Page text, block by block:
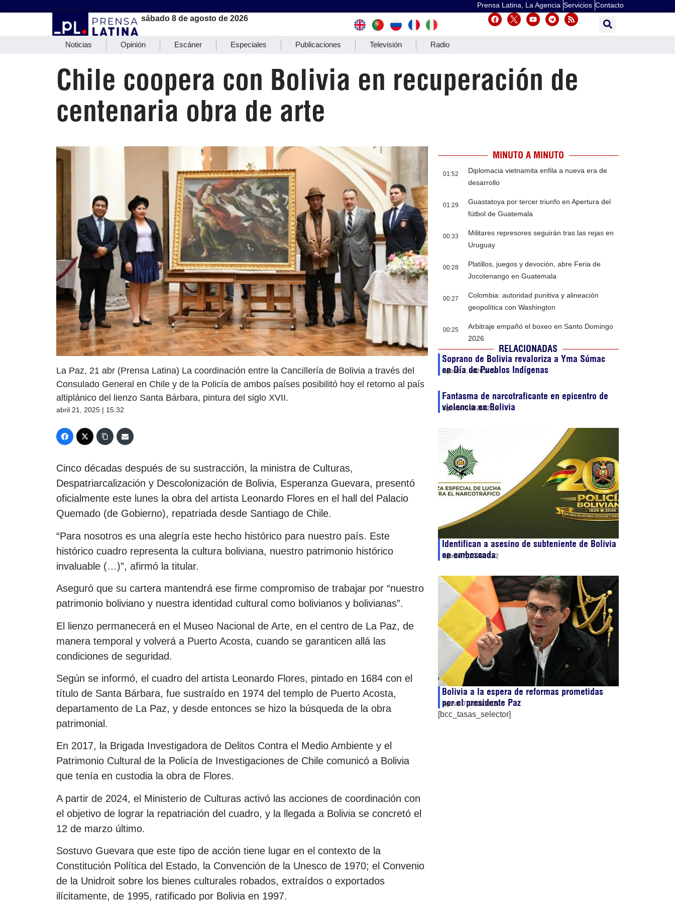
Prensa Latina, La Agencia Servicios Contacto
sábado 8 de agosto de 2026
Noticias Opinión Escáner Especiales Publicaciones Televisión Radio
Chile coopera con Bolivia en recuperación de
centenaria obra de arte
La Paz, 21 abr (Prensa Latina) La coordinación entre la Cancillería de Bolivia a través del
Consulado General en Chile y de la Policía de ambos países posibilitó hoy el retorno al país
altiplánico del lienzo Santa Bárbara, pintura del siglo XVII.
abril 21, 2025 | 15:32
Cinco décadas después de su sustracción, la ministra de Culturas,
Despatriarcalización y Descolonización de Bolivia, Esperanza Guevara, presentó
oficialmente este lunes la obra del artista Leonardo Flores en el hall del Palacio
Quemado (de Gobierno), repatriada desde Santiago de Chile.
“Para nosotros es una alegría este hecho histórico para nuestro país. Este
histórico cuadro representa la cultura boliviana, nuestro patrimonio histórico
invaluable (…)”, afirmó la titular.
Aseguró que su cartera mantendrá ese firme compromiso de trabajar por “nuestro
patrimonio boliviano y nuestra identidad cultural como bolivianos y bolivianas”.
El lienzo permanecerá en el Museo Nacional de Arte, en el centro de La Paz, de
manera temporal y volverá a Puerto Acosta, cuando se garanticen allá las
condiciones de seguridad.
Según se informó, el cuadro del artista Leonardo Flores, pintado en 1684 con el
título de Santa Bárbara, fue sustraído en 1974 del templo de Puerto Acosta,
departamento de La Paz, y desde entonces se hizo la búsqueda de la obra
patrimonial.
En 2017, la Brigada Investigadora de Delitos Contra el Medio Ambiente y el
Patrimonio Cultural de la Policía de Investigaciones de Chile comunicó a Bolivia
que tenía en custodia la obra de Flores.
A partir de 2024, el Ministerio de Culturas activó las acciones de coordinación con
el objetivo de lograr la repatriación del cuadro, y la llegada a Bolivia se concretó el
12 de marzo último.
Sostuvo Guevara que este tipo de acción tiene lugar en el contexto de la
Constitución Política del Estado, la Convención de la Unesco de 1970; el Convenio
de la Unidroit sobre los bienes culturales robados, extraídos o exportados
ilícitamente, de 1995, ratificado por Bolivia en 1997.
MINUTO A MINUTO
01:52
Diplomacia vietnamita enfila a nueva era de
desarrollo
01:29
Guastatoya por tercer triunfo en Apertura del
fútbol de Guatemala
00:33
Militares represores seguirán tras las rejas en
Uruguay
00:28
Platillos, juegos y devoción, abre Feria de
Jocotenango en Guatemala
00:27
Colombia: autoridad punitiva y alineación
geopolítica con Washington
00:25
Arbitraje empañó el boxeo en Santo Domingo
2026
RELACIONADAS
Soprano de Bolivia revaloriza a Yma Súmac
en Día de Pueblos Indígenas
agosto 7, 202614:57
Fantasma de narcotraficante en epicentro de
violencia en Bolivia
agosto 7, 202612:12
Identifican a asesino de subteniente de Bolivia
en emboscada
agosto 7, 202600:22
Bolivia a la espera de reformas prometidas
por el presidente Paz
agosto 7, 202600:05
[bcc_tasas_selector]